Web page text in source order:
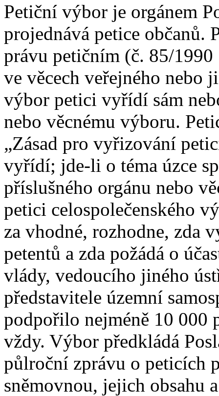
Petiční výbor je orgánem
projednává petice občanů.
právu petičním (č. 85/1990
ve věcech veřejného nebo
výbor petici vyřídí sám
nebo věcnému výboru.
„Zásad pro vyřizování
vyřídí; jde-li o téma úzce
příslušného orgánu nebo
petici celospolečenského
za vhodné, rozhodne, zda
petentů a zda požádá o
vlády, vedoucího jiného
představitele územní
podpořilo nejméně 10 000
vždy. Výbor předkládá
půlroční zprávu o peticích
sněmovnou, jejich obsahu